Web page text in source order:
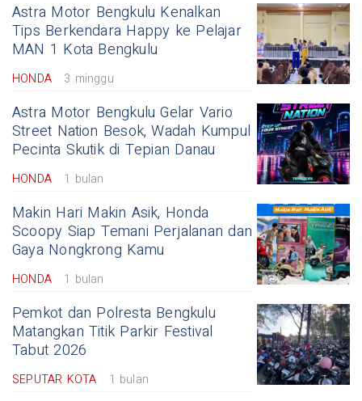
Astra Motor Bengkulu Kenalkan
Tips Berkendara Happy ke Pelajar
MAN 1 Kota Bengkulu
HONDA 3 minggu
Astra Motor Bengkulu Gelar Vario
Street Nation Besok, Wadah Kumpul
Pecinta Skutik di Tepian Danau
HONDA 1 bulan
Makin Hari Makin Asik, Honda
Scoopy Siap Temani Perjalanan dan
Gaya Nongkrong Kamu
HONDA 1 bulan
Pemkot dan Polresta Bengkulu
Matangkan Titik Parkir Festival
Tabut 2026
SEPUTAR KOTA 1 bulan